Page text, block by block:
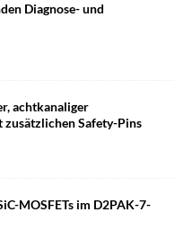
Diagnose- und
achtkanaliger
Safety-Pins
MOSFETs im D2PAK-7-